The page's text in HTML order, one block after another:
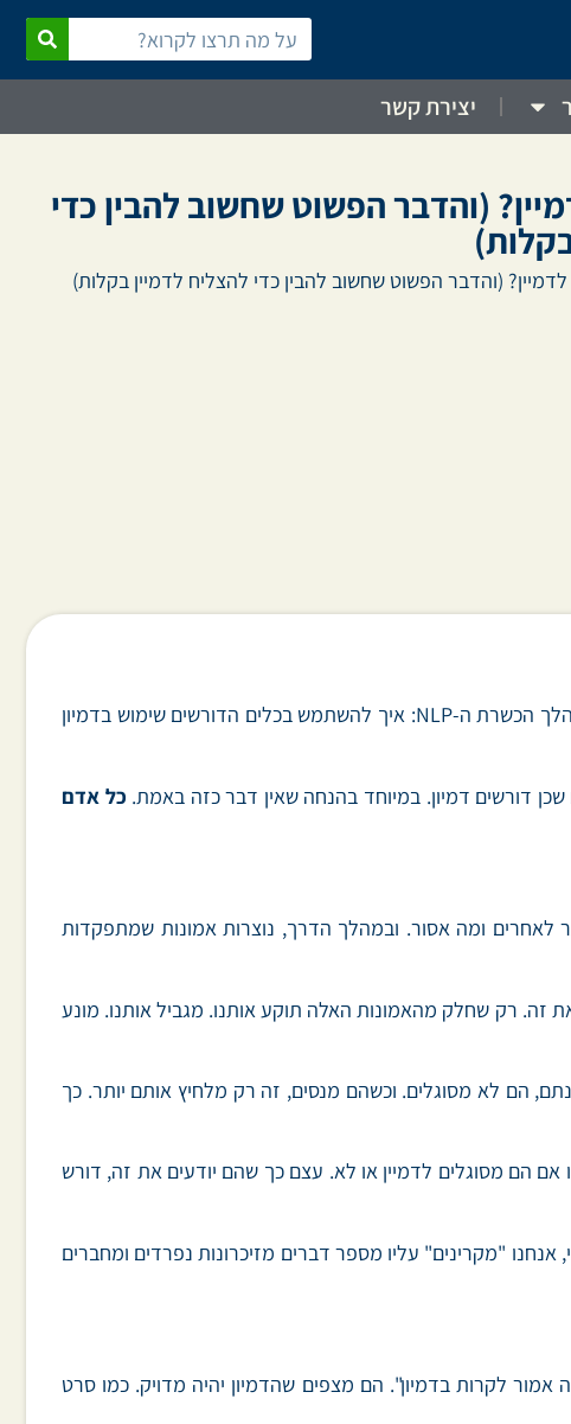
יצירת קשר
(והדבר הפשוט שחשוב להבין כדי
(והדבר הפשוט שחשוב להבין כדי להצליח לדמיין בקלות)
. היום, נדבר על נושא שחוזר על עצמו שוב ושוב במהלך הכשרת ה-NLP: איך להשתמש בכלים הדורשים שימוש בדמיון
כל אדם
לאחרים ומה אסור. ובמהלך הדרך, נוצרות אמונות שמתפקדות
זה. רק שחלק מהאמונות האלה תוקע אותנו. מגביל אותנו. מונע
הם לא מסוגלים. וכשהם מנסים, זה רק מלחיץ אותם יותר. כך
הם מסוגלים לדמיין או לא. עצם כך שהם יודעים את זה, דורש
אנחנו "מקרינים" עליו מספר דברים מזיכרונות נפרדים ומחברים
לקרות בדמיון". הם מצפים שהדמיון יהיה מדויק. כמו סרט